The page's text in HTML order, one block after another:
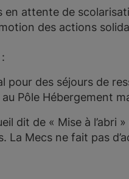
en attente de
des actions
pour des séjours de
Pôle Hébergement
dit de « Mise à
La Mecs ne fait pas